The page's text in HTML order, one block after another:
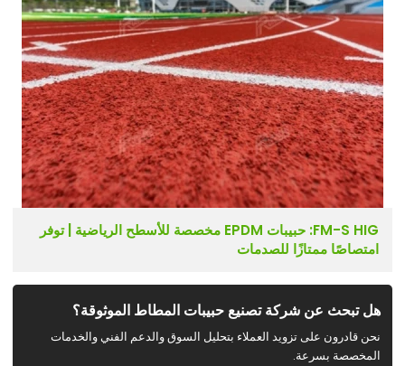
FM-S HIG: حبيبات EPDM مخصصة للأسطح الرياضية | توفر
امتصاصًا ممتازًا للصدمات
هل تبحث عن شركة تصنيع حبيبات المطاط الموثوقة؟
نحن قادرون على تزويد العملاء بتحليل السوق والدعم الفني والخدمات
المخصصة بسرعة.